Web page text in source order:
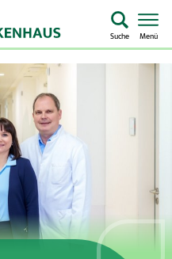
Suche Menü